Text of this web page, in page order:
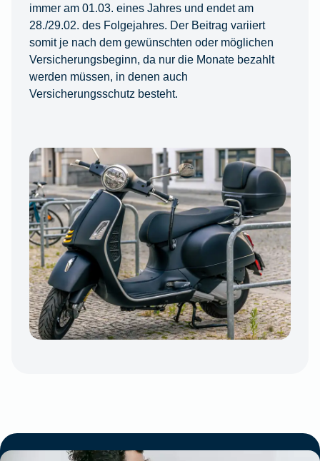
immer am 01.03. eines Jahres und endet am
28./29.02. des Folgejahres. Der Beitrag variiert
somit je nach dem gewünschten oder möglichen
Versicherungsbeginn, da nur die Monate bezahlt
werden müssen, in denen auch
Versicherungsschutz besteht.